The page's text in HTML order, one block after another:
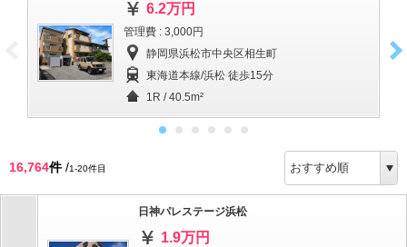
6.2万円
管理費 : 3,000円
静岡県浜松市中央区相生町
東海道本線/浜松 徒歩15分
1R / 40.5m²
16,764件/1-20件目
日神パレステージ浜松
1.9万円